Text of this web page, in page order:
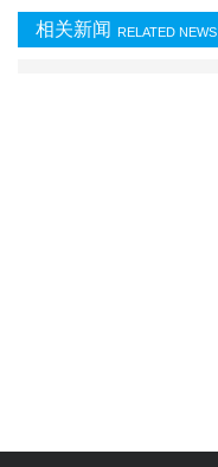
相关新闻 RELATED NEWS